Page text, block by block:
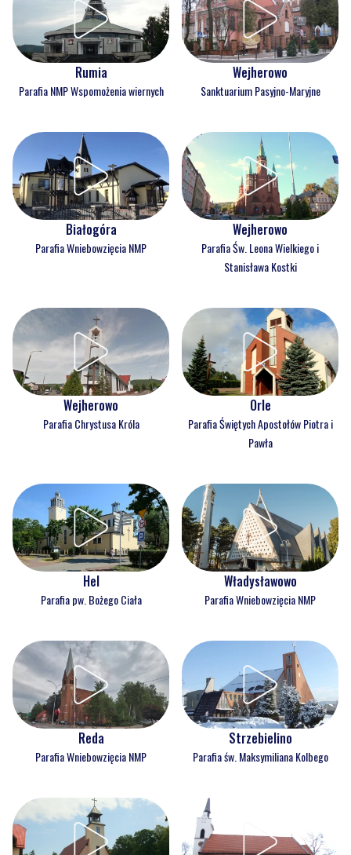
Rumia
Parafia NMP Wspomożenia wiernych
Wejherowo
Sanktuarium Pasyjno-Maryjne
Parafia Wniebowzięcia NMP
Parafia Św. Leona Wielkiego i
Stanisława Kostki
Parafia Chrystusa Króla
Parafia Świętych Apostołów Piotra i
Pawła
Hel
Parafia pw. Bożego Ciała
Władysławowo
Parafia Wniebowzięcia NMP
Reda
Parafia Wniebowzięcia NMP Parafia św. Maksymiliana Kolbego